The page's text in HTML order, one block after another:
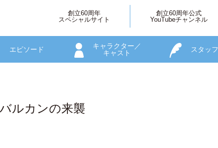
ルカンの来襲
創立60周年
スペシャルサイト
創立60周年公式
YouTubeチャンネル
エピソード
キャラクター／
キャスト
スタッフ